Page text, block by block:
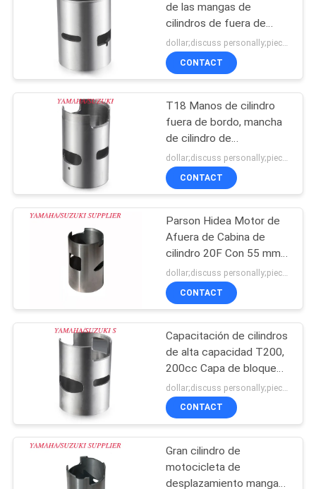
MAPA
PRIVACY
POLICY
de las mangas de
cilindros de fuera de
cabina T2.6 para el
motor de fuera de cabina
Hidea
dollar;discuss personally;piece MOQ:Negociación
CONTACT
T18 Manos de cilindro
fuera de bordo, mancha
de cilindro de
revestimiento de 60 mm
de diámetro de
perforación
CONTACT
Parson Hidea Motor de
Afuera de Cabina de
cilindro 20F Con 55 mm
de cilindro perforado
CONTACT
Capacitación de cilindros
de alta capacidad T200,
200cc Capa de bloque
de motor
CONTACT
Gran cilindro de
motocicleta de
desplazamiento manga